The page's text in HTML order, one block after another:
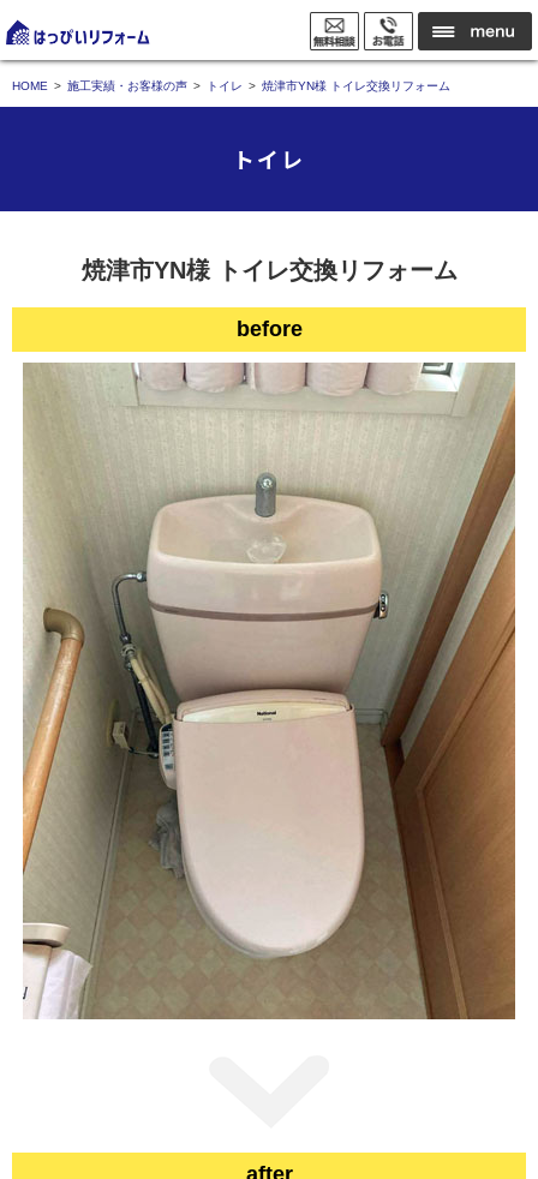
HOME 施工実績・お客様の声 トイレ 焼津市YN様 トイレ交換リフォーム
トイレ
焼津市YN様 トイレ交換リフォーム
before
after